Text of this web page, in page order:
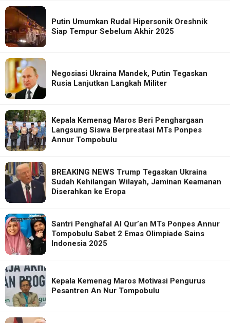
Putin Umumkan Rudal Hipersonik Oreshnik
Siap Tempur Sebelum Akhir 2025
Negosiasi Ukraina Mandek, Putin Tegaskan
Rusia Lanjutkan Langkah Militer
Kepala Kemenag Maros Beri Penghargaan
Langsung Siswa Berprestasi MTs Ponpes
Annur Tompobulu
BREAKING NEWS Trump Tegaskan Ukraina
Sudah Kehilangan Wilayah, Jaminan Keamanan
Diserahkan ke Eropa
Santri Penghafal Al Qur’an MTs Ponpes Annur
Tompobulu Sabet 2 Emas Olimpiade Sains
Indonesia 2025
Kepala Kemenag Maros Motivasi Pengurus
Pesantren An Nur Tompobulu